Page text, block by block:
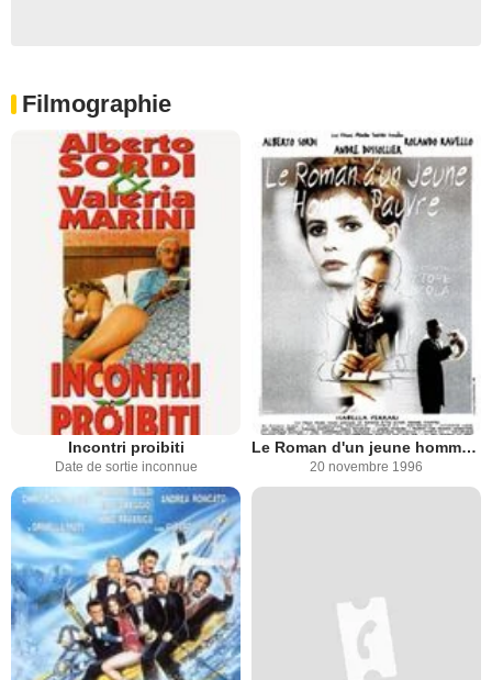
Filmographie
Incontri proibiti
Date de sortie inconnue
Le Roman d'un jeune homme pauvre
20 novembre 1996